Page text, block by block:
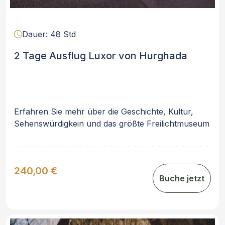
Dauer: 48 Std
2 Tage Ausflug Luxor von Hurghada
Erfahren Sie mehr über die Geschichte, Kultur,
Sehenswürdigkein und das größte Freilichtmuseum
Ausflug von Hurghada. .
240,00 €
Buche jetzt